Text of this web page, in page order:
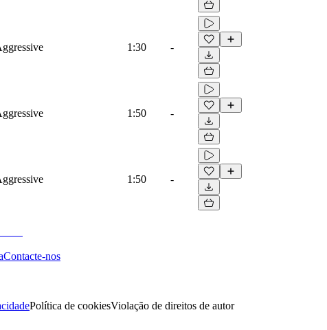
1:30 -
1:50 -
1:50 -
Contacte-nos
Política de cookiesViolação de direitos de autor